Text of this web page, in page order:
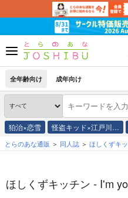
全年齢向け 成年向け
狛治×恋雪 怪盗キッド×江戸川…
とらのあな通販 同人誌 ほしくずキ
ほしくずキッチン - I'm